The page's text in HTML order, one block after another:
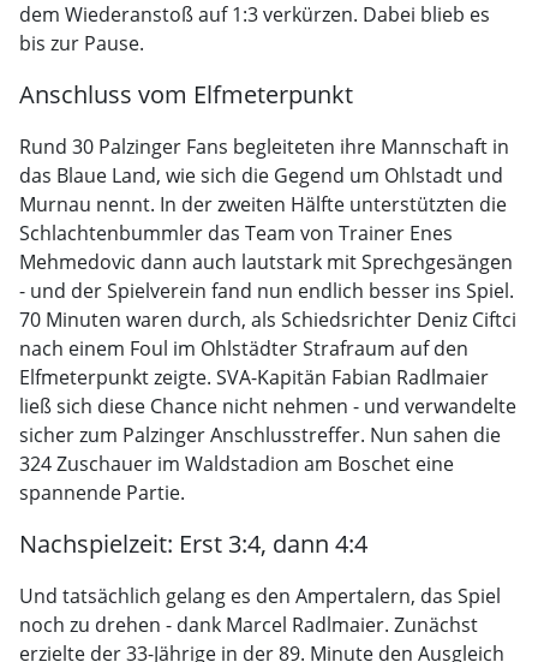
dem Wiederanstoß auf 1:3 verkürzen. Dabei blieb es
bis zur Pause.
Anschluss vom Elfmeterpunkt
Rund 30 Palzinger Fans begleiteten ihre Mannschaft in
das Blaue Land, wie sich die Gegend um Ohlstadt und
Murnau nennt. In der zweiten Hälfte unterstützten die
Schlachtenbummler das Team von Trainer Enes
Mehmedovic dann auch lautstark mit Sprechgesängen
- und der Spielverein fand nun endlich besser ins Spiel.
70 Minuten waren durch, als Schiedsrichter Deniz Ciftci
nach einem Foul im Ohlstädter Strafraum auf den
Elfmeterpunkt zeigte. SVA-Kapitän Fabian Radlmaier
ließ sich diese Chance nicht nehmen - und verwandelte
sicher zum Palzinger Anschlusstreffer. Nun sahen die
324 Zuschauer im Waldstadion am Boschet eine
spannende Partie.
Nachspielzeit: Erst 3:4, dann 4:4
Und tatsächlich gelang es den Ampertalern, das Spiel
noch zu drehen - dank Marcel Radlmaier. Zunächst
erzielte der 33-Jährige in der 89. Minute den Ausgleich